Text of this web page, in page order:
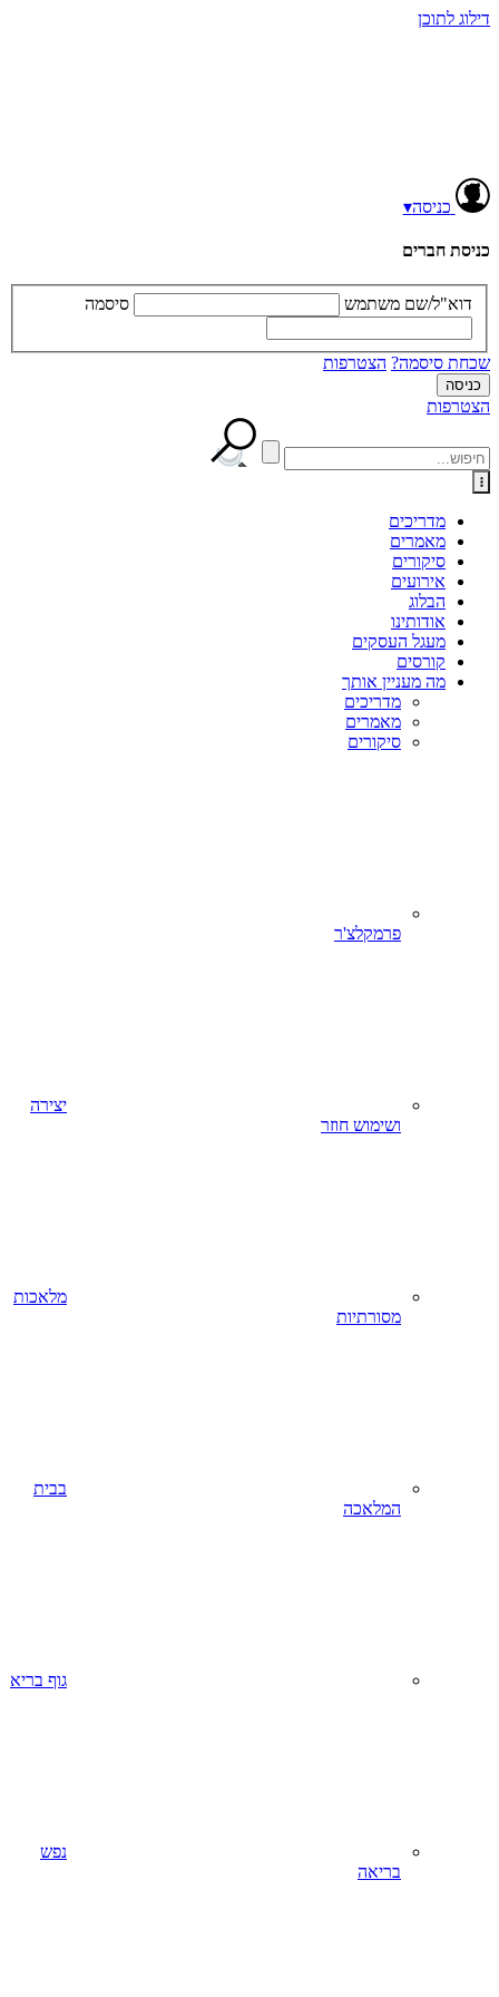
דילוג לתוכן
כניסה▾
כניסת חברים
דוא"ל/שם משתמש סיסמה
שכחת סיסמה? הצטרפות
הצטרפות
מדריכים
מאמרים
סיקורים
אירועים
הבלוג
אודותינו
מעגל העסקים
קורסים
מה מעניין אותך
מדריכים
מאמרים
סיקורים
פרמקלצ'ר
יצירה
ושימוש חוזר
מלאכות
מסורתיות
בבית
המלאכה
גוף בריא
נפש
בריאה